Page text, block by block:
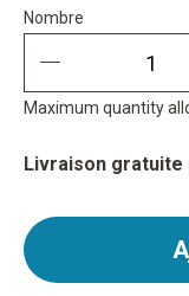
Nombre
Nombre
Maximum quantity
Livraison gratuite